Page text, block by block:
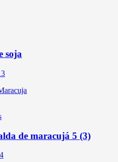
soja
de maracujá 5 (3)